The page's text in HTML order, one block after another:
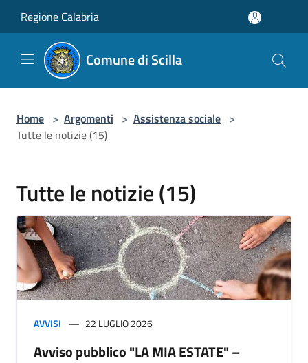
Regione Calabria
Comune di Scilla
Home > Argomenti > Assistenza sociale >
Tutte le notizie (15)
Tutte le notizie (15)
AVVISI 22 LUGLIO 2026
Avviso pubblico "LA MIA ESTATE" –